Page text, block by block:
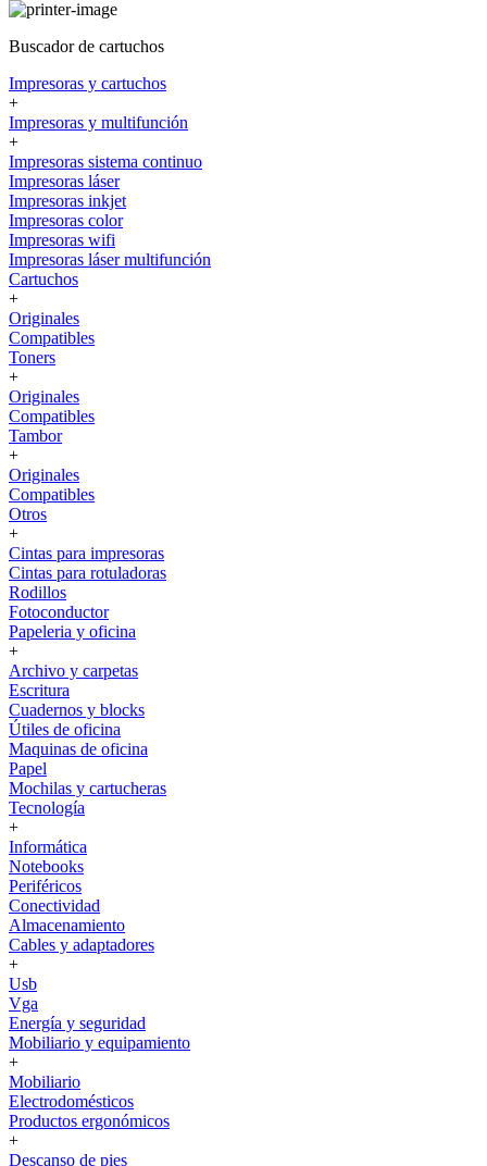
Buscador de cartuchos
Impresoras y cartuchos
+
Impresoras y multifunción
+
Impresoras sistema continuo
Impresoras láser
Impresoras inkjet
Impresoras color
Impresoras wifi
Impresoras láser multifunción
Cartuchos
+
Originales
Compatibles
Toners
+
Originales
Compatibles
Tambor
+
Originales
Compatibles
Otros
+
Cintas para impresoras
Cintas para rotuladoras
Rodillos
Fotoconductor
Papeleria y oficina
+
Archivo y carpetas
Escritura
Cuadernos y blocks
Útiles de oficina
Maquinas de oficina
Papel
Mochilas y cartucheras
Tecnología
+
Informática
Notebooks
Periféricos
Conectividad
Almacenamiento
Cables y adaptadores
+
Usb
Vga
Energía y seguridad
Mobiliario y equipamiento
+
Mobiliario
Electrodomésticos
Productos ergonómicos
+
Descanso de pies